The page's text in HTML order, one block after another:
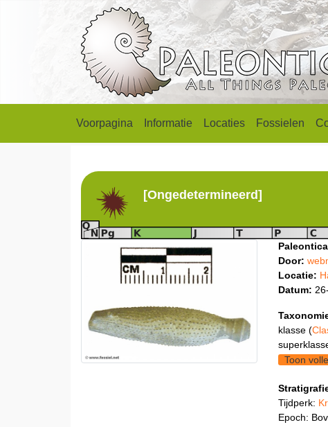
Voorpagina Informatie Locaties Fossielen
[Ongedetermineerd]
Door:
Locatie:
Datum:
klasse (
Toon
Tijdperk:
Epoch: